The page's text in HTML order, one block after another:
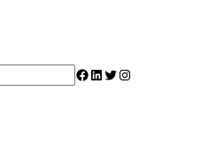
Facebook
LinkedIn
Twitter
Instagram